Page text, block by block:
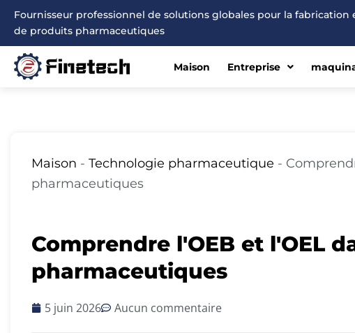
Aller
contenu
Fournisseur professionnel de solutions globales pour la
de produits pharmaceutiques
Maison Entreprise
Maison - Technologie pharmaceutique -
pharmaceutiques
Comprendre l'OEB et l'OEL
pharmaceutiques
5 juin 2026 Aucun commentaire